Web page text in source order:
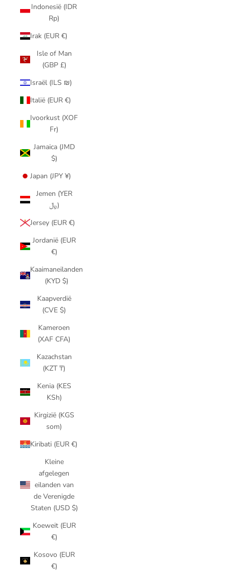
Indonesië (IDR
Rp)
Irak (EUR €)
Isle of Man
(GBP £)
Israël (ILS ₪)
Italië (EUR €)
Ivoorkust (XOF
Fr)
Jamaica (JMD
$)
Japan (JPY ¥)
Jemen (YER
﷼)
Jersey (EUR €)
Jordanië (EUR
€)
Kaaimaneilanden
(KYD $)
Kaapverdië
(CVE $)
Kameroen
(XAF CFA)
Kazachstan
(KZT ₸)
Kenia (KES
KSh)
Kirgizië (KGS
som)
Kiribati (EUR €)
Kleine
afgelegen
eilanden van
de Verenigde
Staten (USD $)
Koeweit (EUR
€)
Kosovo (EUR
€)